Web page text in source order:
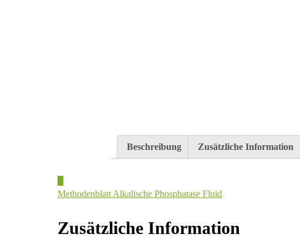
Beschreibung Zusätzliche Information
Methodenblatt Alkalische Phosphatase Fluid
Zusätzliche Information